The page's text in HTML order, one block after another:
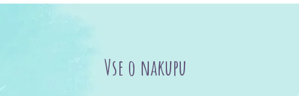
Vse o nakupu